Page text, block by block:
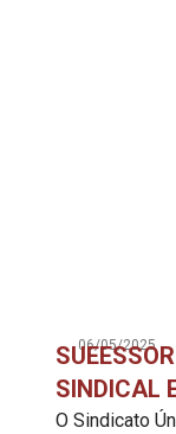
06/05/2025
SINDICAL
O Sindicato